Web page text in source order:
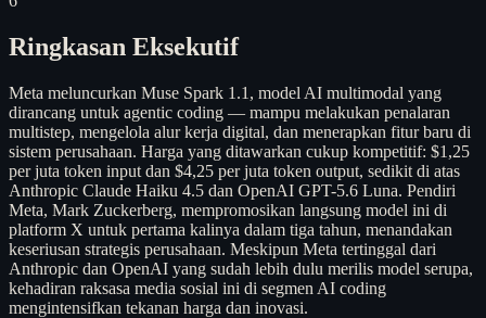
Ringkasan Eksekutif
Meta meluncurkan Muse Spark 1.1, model AI multimodal yang
dirancang untuk agentic coding — mampu melakukan penalaran
multistep, mengelola alur kerja digital, dan menerapkan fitur baru di
sistem perusahaan. Harga yang ditawarkan cukup kompetitif: $1,25
per juta token input dan $4,25 per juta token output, sedikit di atas
Anthropic Claude Haiku 4.5 dan OpenAI GPT-5.6 Luna. Pendiri
Meta, Mark Zuckerberg, mempromosikan langsung model ini di
platform X untuk pertama kalinya dalam tiga tahun, menandakan
keseriusan strategis perusahaan. Meskipun Meta tertinggal dari
Anthropic dan OpenAI yang sudah lebih dulu merilis model serupa,
kehadiran raksasa media sosial ini di segmen AI coding
mengintensifkan tekanan harga dan inovasi.